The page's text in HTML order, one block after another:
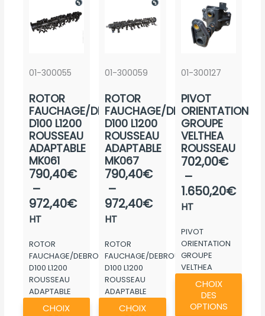
01-300055
ROTOR
FAUCHAGE/DEBROUSSAIL.
D100 L1200
ROUSSEAU
ADAPTABLE
MK061
790,40€
–
972,40€
Plage
prix :
790,40€
972,40€
HT
ROTOR
FAUCHAGE/DEBROUSSAIL.
D100 L1200
ROUSSEAU
ADAPTABLE
MK061CHOIX
Ce
01-300059
ROTOR
FAUCHAGE/DEBROUSSAIL.
D100 L1200
ROUSSEAU
ADAPTABLE
MK067
790,40€
–
972,40€
Plage
prix :
972,40€
HT
ROTOR
FAUCHAGE/DEBROUSSAIL.
D100 L1200
ROUSSEAU
ADAPTABLE
MK067CHOIX
Ce
01-300127
PIVOT
ORIENTATION
GROUPE
VELTHEA
ROUSSEAU
702,00€
–
1.650,20€prix :
HT
PIVOT
ORIENTATION
GROUPE
VELTHEA
ROUSSEAU
CHOIX
DES
OPTIONS
Ce